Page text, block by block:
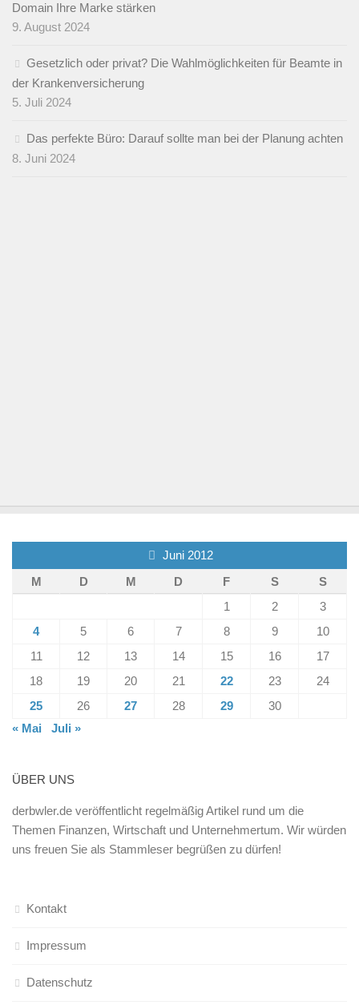
Domain Ihre Marke stärken
9. August 2024
Gesetzlich oder privat? Die Wahlmöglichkeiten für Beamte in
der Krankenversicherung
5. Juli 2024
Das perfekte Büro: Darauf sollte man bei der Planung achten
8. Juni 2024
Juni 2012
M
D M D F S
S
1
2
3
4
5 6 7 8 9
10
11
12 13 14 15 16
17
18
19 20 21 22 23
24
25
26 27 28 29
30
« Mai
Juli »
ÜBER UNS
derbwler.de veröffentlicht regelmäßig Artikel rund um die
Themen Finanzen, Wirtschaft und Unternehmertum. Wir würden
uns freuen Sie als Stammleser begrüßen zu dürfen!
Kontakt
Impressum
Datenschutz